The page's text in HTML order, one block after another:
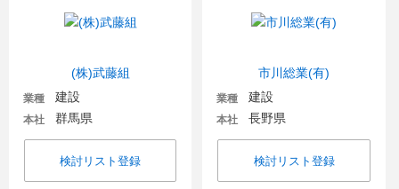
(株)武藤組
業種 建設
本社 群馬県
検討リスト登録
市川総業(有)
業種 建設
本社 長野県
検討リスト登録